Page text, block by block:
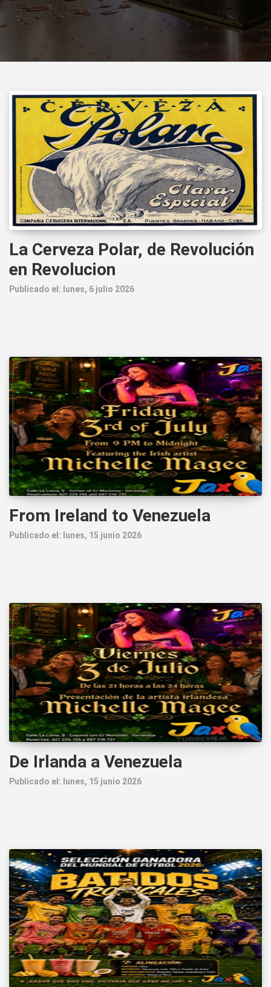
La Cerveza Polar, de Revolución
en Revolucion
Publicado el: lunes, 6 julio 2026
From Ireland to Venezuela
Publicado el: lunes, 15 junio 2026
De Irlanda a Venezuela
Publicado el: lunes, 15 junio 2026